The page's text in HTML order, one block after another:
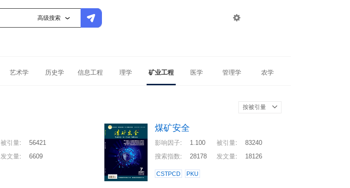
高级搜索 
艺术学 历史学 信息工程 理学 矿业工程 医学 管理学 农学
按被引量
被引量:
56421
发文量: 6609
煤矿安全
影响因子: 1.100 被引量:
83240
搜索指数: 28178 发文量: 18126
CSTPCD PKU